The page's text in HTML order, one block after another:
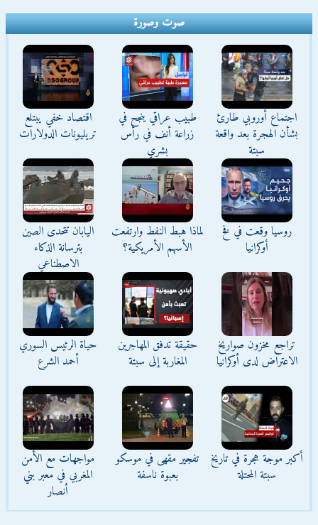
صوت وصورة
اجتماع أوروبي طارئ
بشأن الهجرة بعد واقعة
سبتة
طبيب عراقي ينجح في
زراعة أنف في رأس
بشري
اقتصاد خفي يبتلع
تريليونات الدولارات
روسيا وقعت في فخ
أوكرانيا
لماذا هبط النفط وارتفعت
الأسهم الأمريكية؟
اليابان تتحدى الصين
بترسانة الذكاء
الاصطناعي
تراجع مخزون صواريخ
الاعتراض لدى أوكرانيا
حقيقة تدفق المهاجرين
المغاربة إلى سبتة
حياة الرئيس السوري
أحمد الشرع
أكبر موجة هجرة في تاريخ
سبتة المحتلة
تفجير مقهى في موسكو
بعبوة ناسفة
مواجهات مع الأمن
المغربي في معبر بني
أنصار